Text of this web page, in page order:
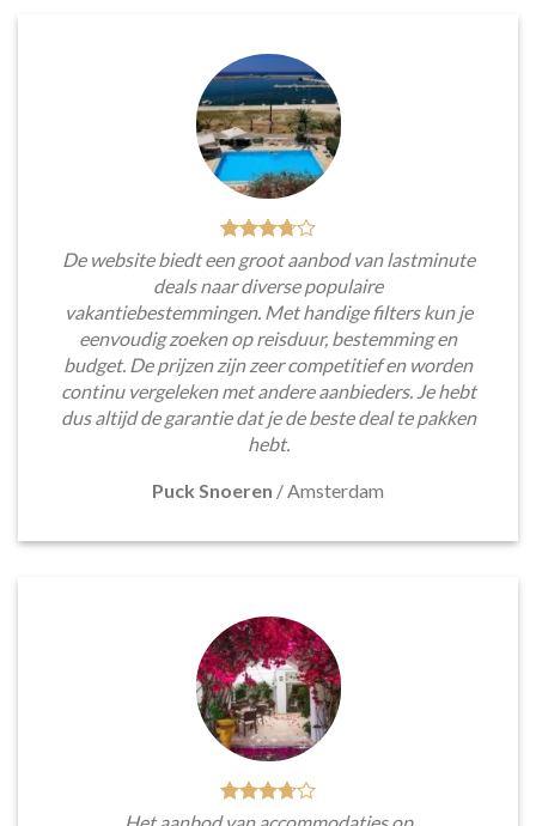
De website biedt een groot aanbod van lastminute
deals naar diverse populaire
vakantiebestemmingen. Met handige filters kun je
eenvoudig zoeken op reisduur, bestemming en
budget. De prijzen zijn zeer competitief en worden
continu vergeleken met andere aanbieders. Je hebt
dus altijd de garantie dat je de beste deal te pakken
hebt.
Puck Snoeren /Amsterdam